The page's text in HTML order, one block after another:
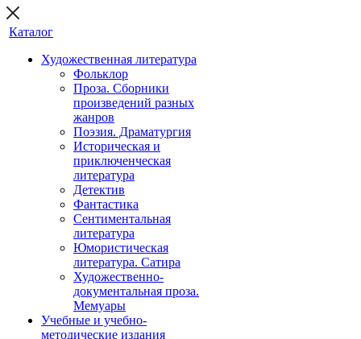
Каталог
Художественная литература
Фольклор
Проза. Сборники
произведений разных
жанров
Поэзия. Драматургия
Историческая и
приключенческая
литература
Детектив
Фантастика
Сентиментальная
литература
Юмористическая
литература. Сатира
Художественно-
документальная проза.
Мемуары
Учебные и учебно-
методические издания